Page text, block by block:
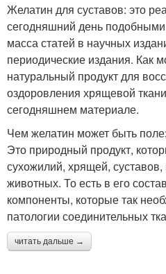
Желатин для суставов: это
сегодняшний день подобными
масса статей в научных
периодические издания. Как
натуральный продукт для
оздоровления хрящевой
сегодняшнем материале.
Чем желатин может быть
Это природный продукт,
сухожилий, хрящей,
животных. То есть в его
компоненты, которые так
патологии соединительных
читать дальше →